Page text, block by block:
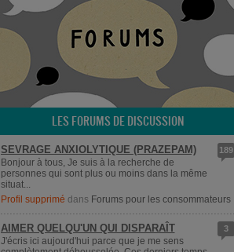
LES FORUMS DE DISCUSSION
189
SEVRAGE ANXIOLYTIQUE (PRAZEPAM)
Bonjour à tous, Je suis à la recherche de
personnes qui sont plus ou moins dans la même
situat...
Profil supprimé dans Forums pour les consommateurs
3
AIMER QUELQU'UN QUI DISPARAÎT
J'écris ici aujourd'hui parce que je me sens